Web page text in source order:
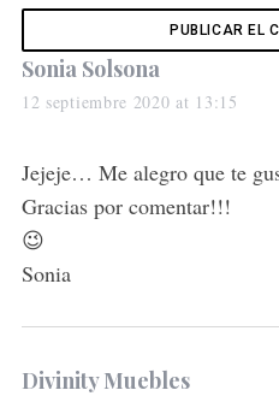
s
a
s
:
Sonia Solsona
12 septiembre 2020 at 13:15
Jejeje… Me alegro que te
Gracias por comentar!!!
😉
Sonia
s
Divinity Muebles